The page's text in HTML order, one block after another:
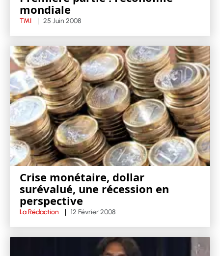
mondiale
TMI 25 Juin 2008
Crise monétaire, dollar
surévalué, une récession en
perspective
La Rédaction 12 Février 2008